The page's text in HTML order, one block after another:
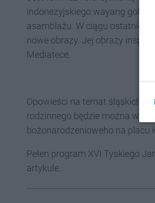
indonezyjskiego wayang
asamblażu. W ciągu ostatnich
nowe obrazy. Jej obrazy
Mediatece.
Opowieści na temat śląskich
rodzinnego będzie można
bożonarodzenioweho na placu
Pełen program XVI Tyskiego
artykule.